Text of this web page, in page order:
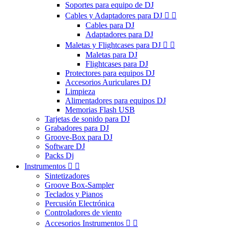
Soportes para equipo de DJ
Cables y Adaptadores para DJ  
Cables para DJ
Adaptadores para DJ
Maletas y Flightcases para DJ  
Maletas para DJ
Flightcases para DJ
Protectores para equipos DJ
Accesorios Auriculares DJ
Limpieza
Alimentadores para equipos DJ
Memorias Flash USB
Tarjetas de sonido para DJ
Grabadores para DJ
Groove-Box para DJ
Software DJ
Packs Dj
Instrumentos  
Sintetizadores
Groove Box-Sampler
Teclados y Pianos
Percusión Electrónica
Controladores de viento
Accesorios Instrumentos  